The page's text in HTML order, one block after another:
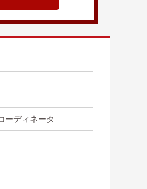
ーディネータ